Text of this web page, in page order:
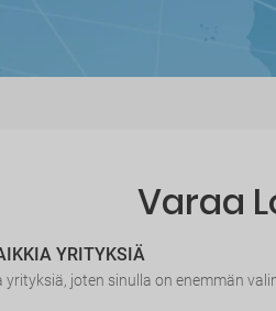
Varaa
YRITYKSIÄ
yrityksiä, joten sinulla on enemmän